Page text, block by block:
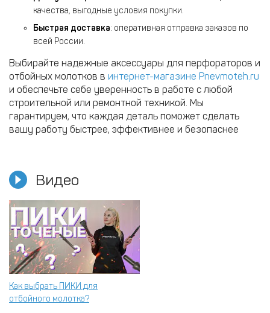
Видео
Как выбрать ПИКИ для
отбойного молотка?
качества, выгодные условия покупки.
Быстрая доставка: оперативная отправка заказов по
всей России.
Выбирайте надежные аксессуары для перфораторов и
отбойных молотков в интернет-магазине Pnevmoteh.ru
и обеспечьте себе уверенность в работе с любой
строительной или ремонтной техникой. Мы
гарантируем, что каждая деталь поможет сделать
вашу работу быстрее, эффективнее и безопаснее